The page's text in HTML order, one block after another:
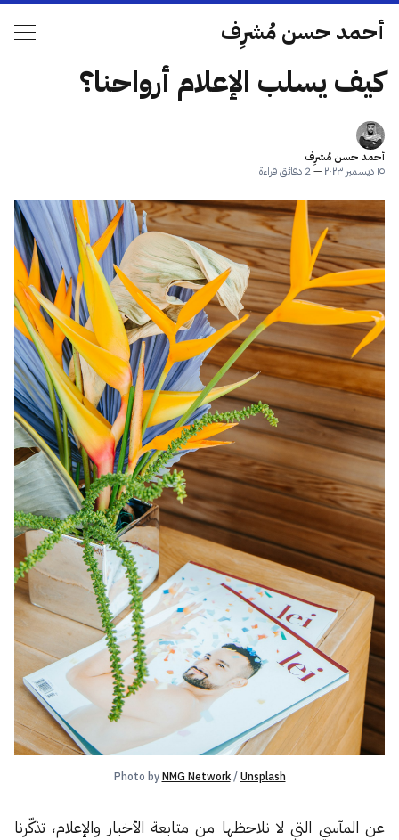
أحمد حسن مُشرِف
كيف يسلب الإعلام أرواحنا؟
أحمد حسن مُشرِف
١٥ ديسمبر ٢٠٢٣
—2 دقائق قراءة
Photo by NMG Network / Unsplash
عن المآسي التي لا نلاحظها من متابعة الأخبار والإعلام، تذكّرنا